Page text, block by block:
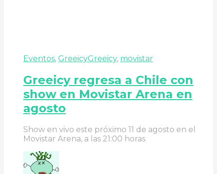
Eventos, GreeicyGreeicy, movistar
Greeicy regresa a Chile con
show en Movistar Arena en
agosto
Show en vivo este próximo 11 de agosto en el
Movistar Arena, a las 21:00 horas